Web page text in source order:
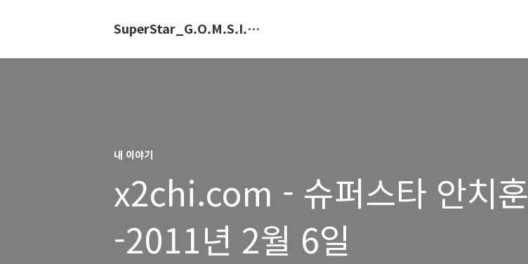
SuperStar_G.O.M.S.I.N.G.E
내 이야기
x2chi.com - 슈퍼스타 안치훈
-2011년 2월 6일